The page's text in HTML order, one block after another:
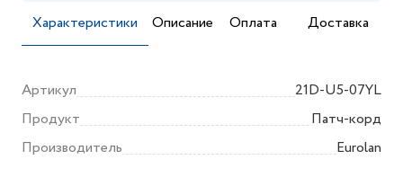
Характеристики Описание Оплата Доставка
Артикул
21D-U5-07YL
Продукт
Патч-корд
Производитель
Eurolan